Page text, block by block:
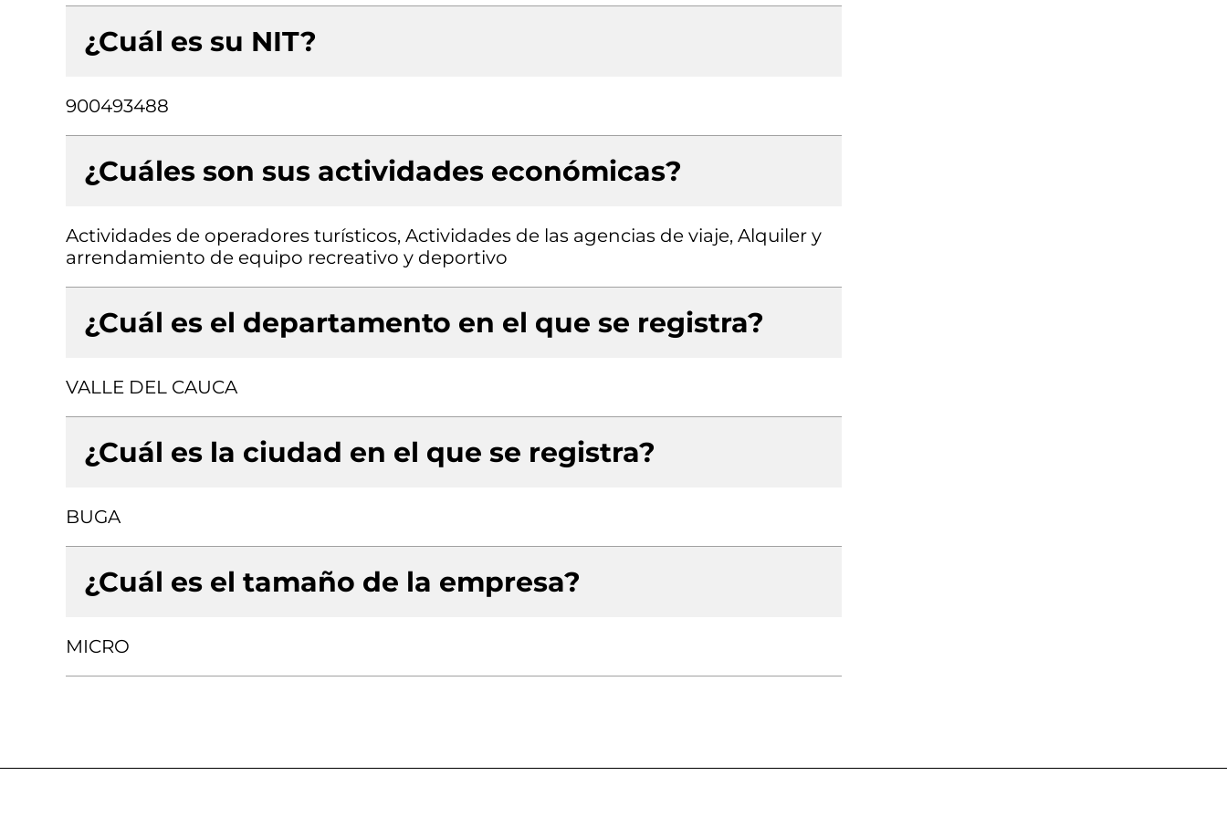
¿Cuál es su NIT?
900493488
¿Cuáles son sus actividades económicas?
Actividades de operadores turísticos, Actividades de las agencias de viaje, Alquiler y
arrendamiento de equipo recreativo y deportivo
¿Cuál es el departamento en el que se registra?
VALLE DEL CAUCA
¿Cuál es la ciudad en el que se registra?
BUGA
¿Cuál es el tamaño de la empresa?
MICRO